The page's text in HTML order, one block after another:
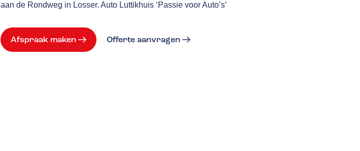
aan de Rondweg in Losser. Auto Luttikhuis ‘Passie voor Auto’s’
Afspraak maken Offerte aanvragen